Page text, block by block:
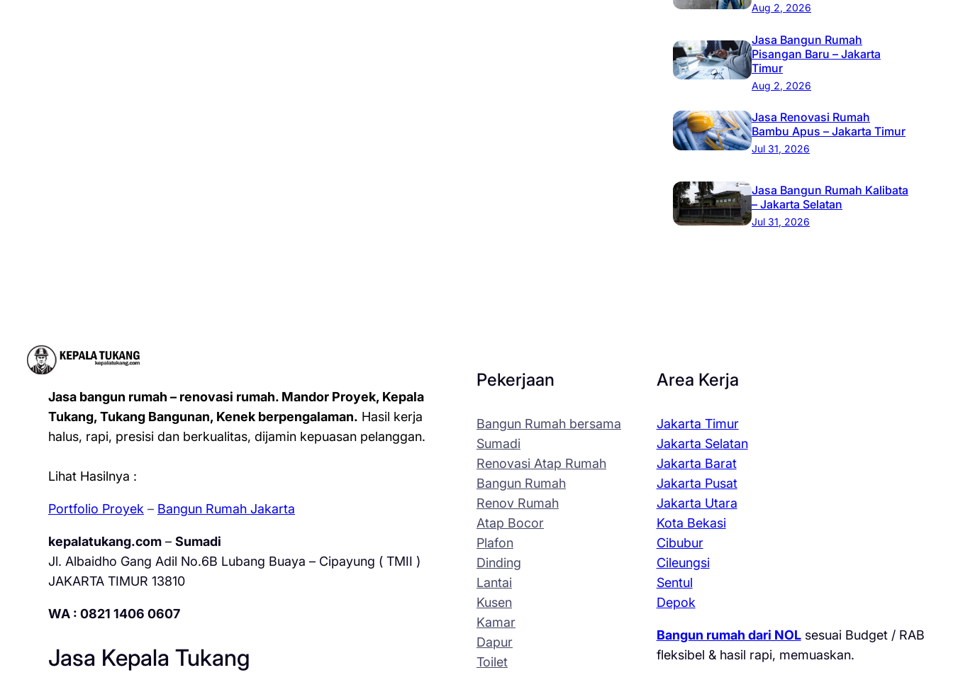
Aug 2, 2026
Jasa Bangun Rumah
Pisangan Baru – Jakarta
Timur
Aug 2, 2026
Jasa Renovasi Rumah
Bambu Apus – Jakarta Timur
Jul 31, 2026
Jasa Bangun Rumah Kalibata
– Jakarta Selatan
Jul 31, 2026
Jasa bangun rumah – renovasi rumah. Mandor Proyek, Kepala
Tukang, Tukang Bangunan, Kenek berpengalaman. Hasil kerja
halus, rapi, presisi dan berkualitas, dijamin kepuasan pelanggan.
Lihat Hasilnya :
Portfolio Proyek– Bangun Rumah Jakarta
kepalatukang.com– Sumadi
Jl. Albaidho Gang Adil No.6B Lubang Buaya – Cipayung ( TMII )
JAKARTA TIMUR 13810
WA : 0821 1406 0607
Jasa Kepala Tukang
Pekerjaan
Bangun Rumah bersama
Sumadi
Renovasi Atap Rumah
Bangun Rumah
Renov Rumah
Atap Bocor
Plafon
Dinding
Lantai
Kusen
Kamar
Dapur
Toilet
Area Kerja
Jakarta Timur
Jakarta Selatan
Jakarta Barat
Jakarta Pusat
Jakarta Utara
Kota Bekasi
Cibubur
Cileungsi
Sentul
Depok
Bangun rumah dari NOLsesuai Budget / RAB
fleksibel & hasil rapi, memuaskan.